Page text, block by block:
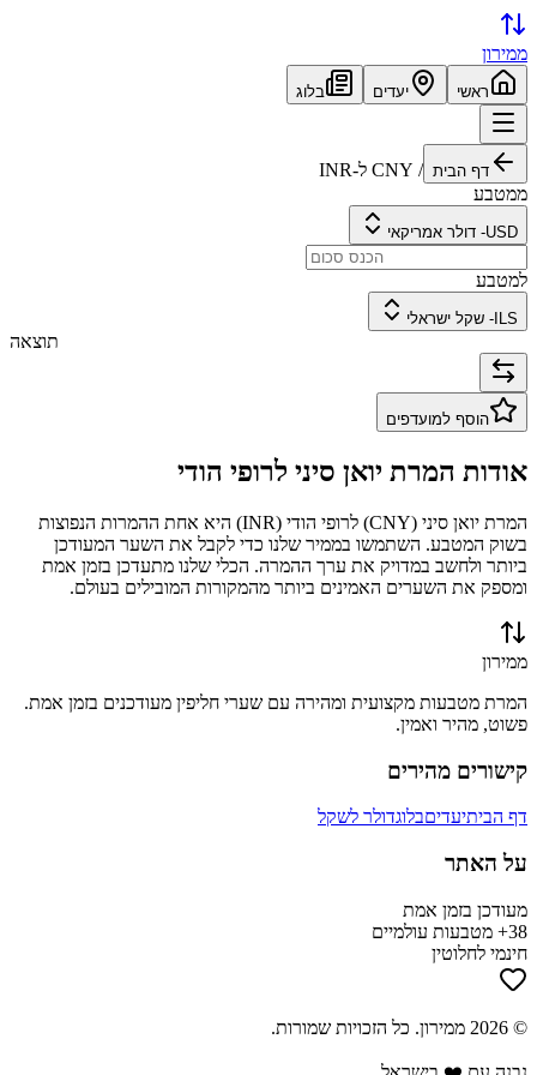
ממירון
ראשי יעדים בלוג
דף הבית /
CNY ל-INR
ממטבע
USD
- דולר אמריקאי
למטבע
ILS
- שקל ישראלי
תוצאה
הוסף למועדפים
אודות המרת יואן סיני לרופי הודי
המרת יואן סיני (
CNY) לרופי הודי (
INR) היא אחת ההמרות הנפוצות
בשוק המטבע. השתמשו בממיר שלנו כדי לקבל את השער המעודכן
ביותר ולחשב במדויק את ערך ההמרה. הכלי שלנו מתעדכן בזמן אמת
ומספק את השערים האמינים ביותר מהמקורות המובילים בעולם.
ממירון
המרת מטבעות מקצועית ומהירה עם שערי חליפין מעודכנים בזמן אמת.
פשוט, מהיר ואמין.
קישורים מהירים
דף הביתיעדיםבלוגדולר לשקל
על האתר
מעודכן בזמן אמת
38+ מטבעות עולמיים
חינמי לחלוטין
©
2026 ממירון. כל הזכויות שמורות.